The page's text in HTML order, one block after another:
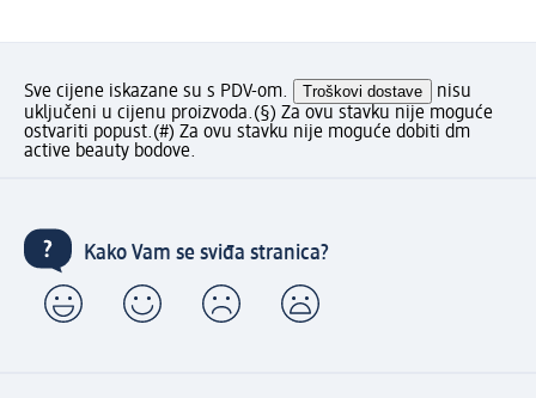
Sve cijene iskazane su s PDV-om. Troškovi dostave
nisu
uključeni u cijenu proizvoda.(§) Za ovu stavku nije moguće
ostvariti popust.(#) Za ovu stavku nije moguće dobiti dm
active beauty bodove.
Kako Vam se sviđa stranica?